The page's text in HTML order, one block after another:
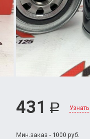
431 Р
Мин.заказ - 1000 руб.